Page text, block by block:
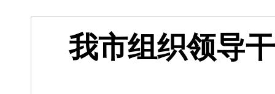
我市组织领导